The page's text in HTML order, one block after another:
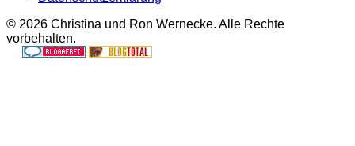
© 2026 Christina und Ron Wernecke. Alle Rechte
vorbehalten.